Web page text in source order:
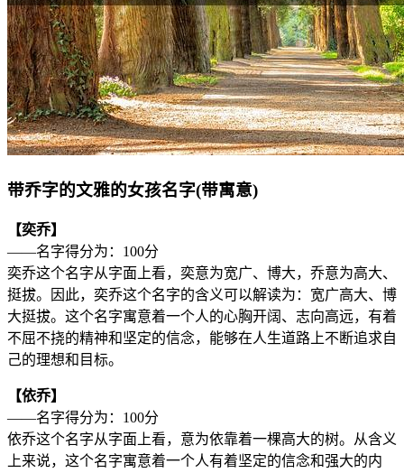
带乔字的文雅的女孩名字(带寓意)
【奕乔】
——名字得分为：100分
奕乔这个名字从字面上看，奕意为宽广、博大，乔意为高大、
挺拔。因此，奕乔这个名字的含义可以解读为：宽广高大、博
大挺拔。这个名字寓意着一个人的心胸开阔、志向高远，有着
不屈不挠的精神和坚定的信念，能够在人生道路上不断追求自
己的理想和目标。
【依乔】
——名字得分为：100分
依乔这个名字从字面上看，意为依靠着一棵高大的树。从含义
上来说，这个名字寓意着一个人有着坚定的信念和强大的内